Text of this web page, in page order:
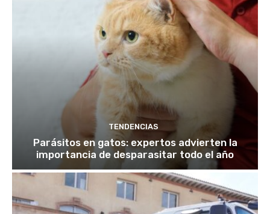
TENDENCIAS
Parásitos en gatos: expertos advierten la
importancia de desparasitar todo el año